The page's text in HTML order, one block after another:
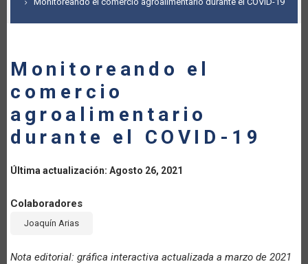
DE
A
LA
NAVEGACIÓN
Monitoreando el
comercio
agroalimentario
durante el COVID-19
Última actualización: Agosto 26, 2021
Colaboradores
Joaquín Arias
Nota editorial: gráfica interactiva actualizada a marzo de 2021